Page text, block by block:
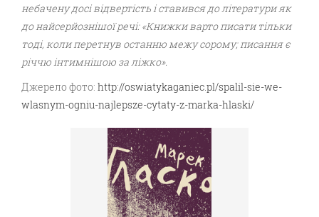
небачену досі відвертість і ставився до літератури як
до найсерйознішої речі: «Книжки варто писати тільки
тоді, коли перетнув останню межу сорому; писання є
річчю інтимнішою за ліжко».
Джерело фото: http://oswiatykaganiec.pl/spalil-sie-we-
wlasnym-ogniu-najlepsze-cytaty-z-marka-hlaski/